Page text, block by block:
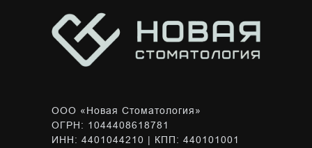
ООО «Новая Стоматология»
ОГРН: 1044408618781
ИНН: 4401044210 | КПП: 440101001